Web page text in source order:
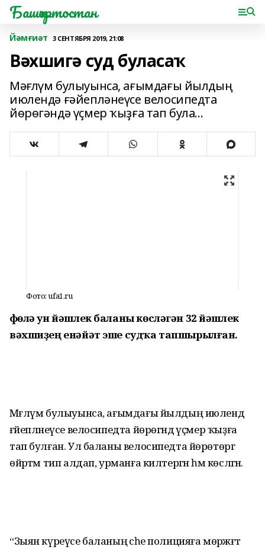
Башҡортостан
Йәмғиәт 3 СЕНТЯБРЯ 2019, 21:08
Вәхшигә суд буласаҡ
Мәғлүм булыуынса, ағымдағы йылдың
июлендә ғәйепләнеүсе велосипедта
йөрөгәндә үҫмер ҡыҙға тап була...
Фото: ufa1.ru
Өфөлә ун йәшлек баланы көсләгән 32 йәшлек
вәхшиҙең енәйәт эше судҡа тапшырылған.
Мәғлүм булыуынса, ағымдағы йылдың июлендә
ғәйепләнеүсе велосипедта йөрөгәндә үҫмер ҡыҙға
тап булған. Ул баланы велосипедта йөрөтөргә
өйрәтәм тип алдап, урманға килтергән һәм көсләгән.
“Зыян күреүсе баланың әсәһе полицияға мөрәжәғәт